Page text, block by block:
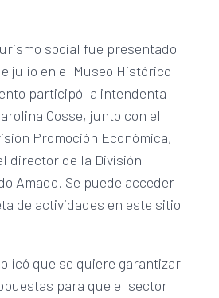
social fue presentado
julio en el Museo Histórico
participó la intendenta
Cosse, junto con el
Promoción Económica,
director de la División
Amado. Se puede acceder
de actividades en este sitio
que se quiere garantizar
para que el sector